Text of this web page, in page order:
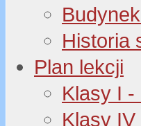
Historia
Plan lekcji
Klasy I -
Klasy IV